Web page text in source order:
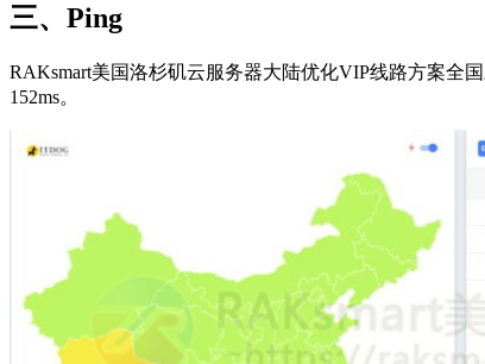
三、Ping
RAKsmart美国洛杉矶云服务器大陆优化VIP线路方案全
152ms。